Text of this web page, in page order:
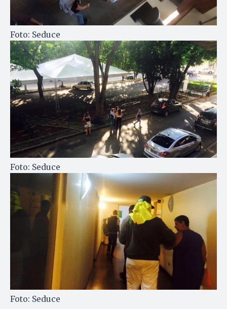
Foto: Seduce
Foto: Seduce
Foto: Seduce